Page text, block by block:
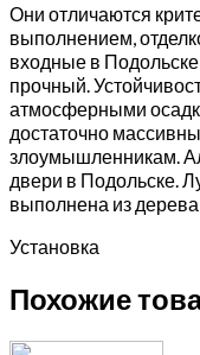
Они отличаются
выполнением,
входные в
прочный.
атмосферными
достаточно
злоумышленникам.
двери в Подольске.
выполнена из
Установка
Похожие